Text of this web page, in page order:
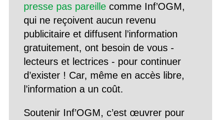
presse pas pareillecomme Inf’OGM,
qui ne reçoivent aucun revenu
publicitaire et diffusent l’information
gratuitement, ont besoin de vous -
lecteurs et lectrices - pour continuer
d’exister ! Car, même en accès libre,
l’information a un coût.
Soutenir Inf’OGM, c’est œuvrer pour